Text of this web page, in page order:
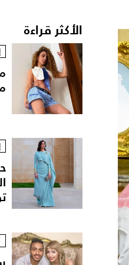
الأكثر قراءة